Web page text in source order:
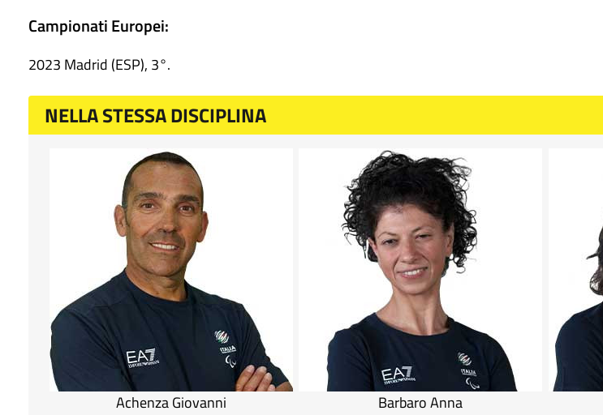
Campionati Europei:
2023 Madrid (ESP), 3°.
NELLA STESSA DISCIPLINA
Achenza Giovanni Barbaro Anna